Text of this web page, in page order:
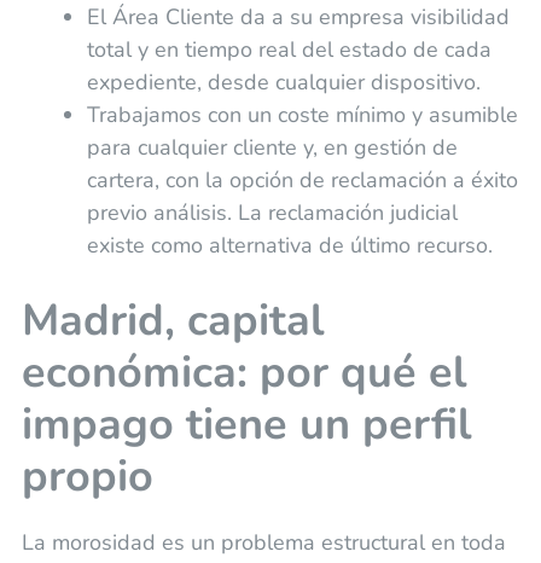
El Área Cliente da a su empresa visibilidad
total y en tiempo real del estado de cada
expediente, desde cualquier dispositivo.
Trabajamos con un coste mínimo y asumible
para cualquier cliente y, en gestión de
cartera, con la opción de reclamación a éxito
previo análisis. La reclamación judicial
existe como alternativa de último recurso.
Madrid, capital
económica: por qué el
impago tiene un perfil
propio
La morosidad es un problema estructural en toda